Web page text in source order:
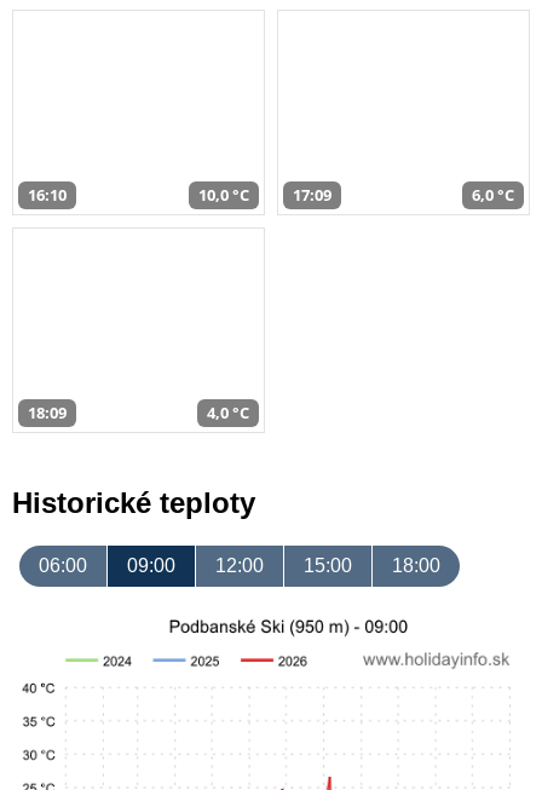
16:10 10,0 °C 17:09 6,0 °C
18:09 4,0 °C
Historické teploty
06:00 09:00 12:00 15:00 18:00